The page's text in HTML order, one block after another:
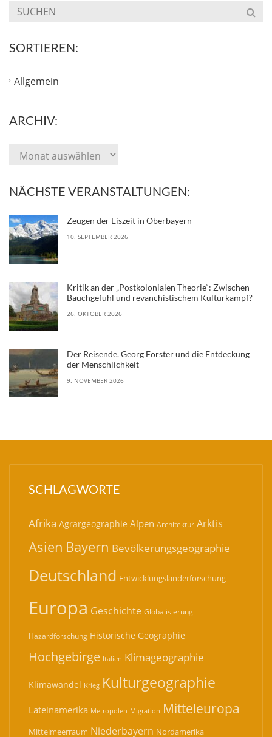
SORTIEREN:
Allgemein
ARCHIV:
NÄCHSTE VERANSTALTUNGEN:
Zeugen der Eiszeit in Oberbayern
10. SEPTEMBER 2026
Kritik an der „Postkolonialen Theorie“: Zwischen
Bauchgefühl und revanchistischem Kulturkampf?
26. OKTOBER 2026
Der Reisende. Georg Forster und die Entdeckung
der Menschlichkeit
9. NOVEMBER 2026
SCHLAGWORTE
Afrika Agrargeographie Alpen Architektur Arktis
Asien Bayern Bevölkerungsgeographie
Deutschland Entwicklungsländerforschung
Europa Geschichte Globalisierung
Hazardforschung Historische Geographie
Hochgebirge Italien Klimageographie
Klimawandel Krieg Kulturgeographie
Lateinamerika Metropolen Migration Mitteleuropa
Mittelmeerraum Niederbayern Nordamerika